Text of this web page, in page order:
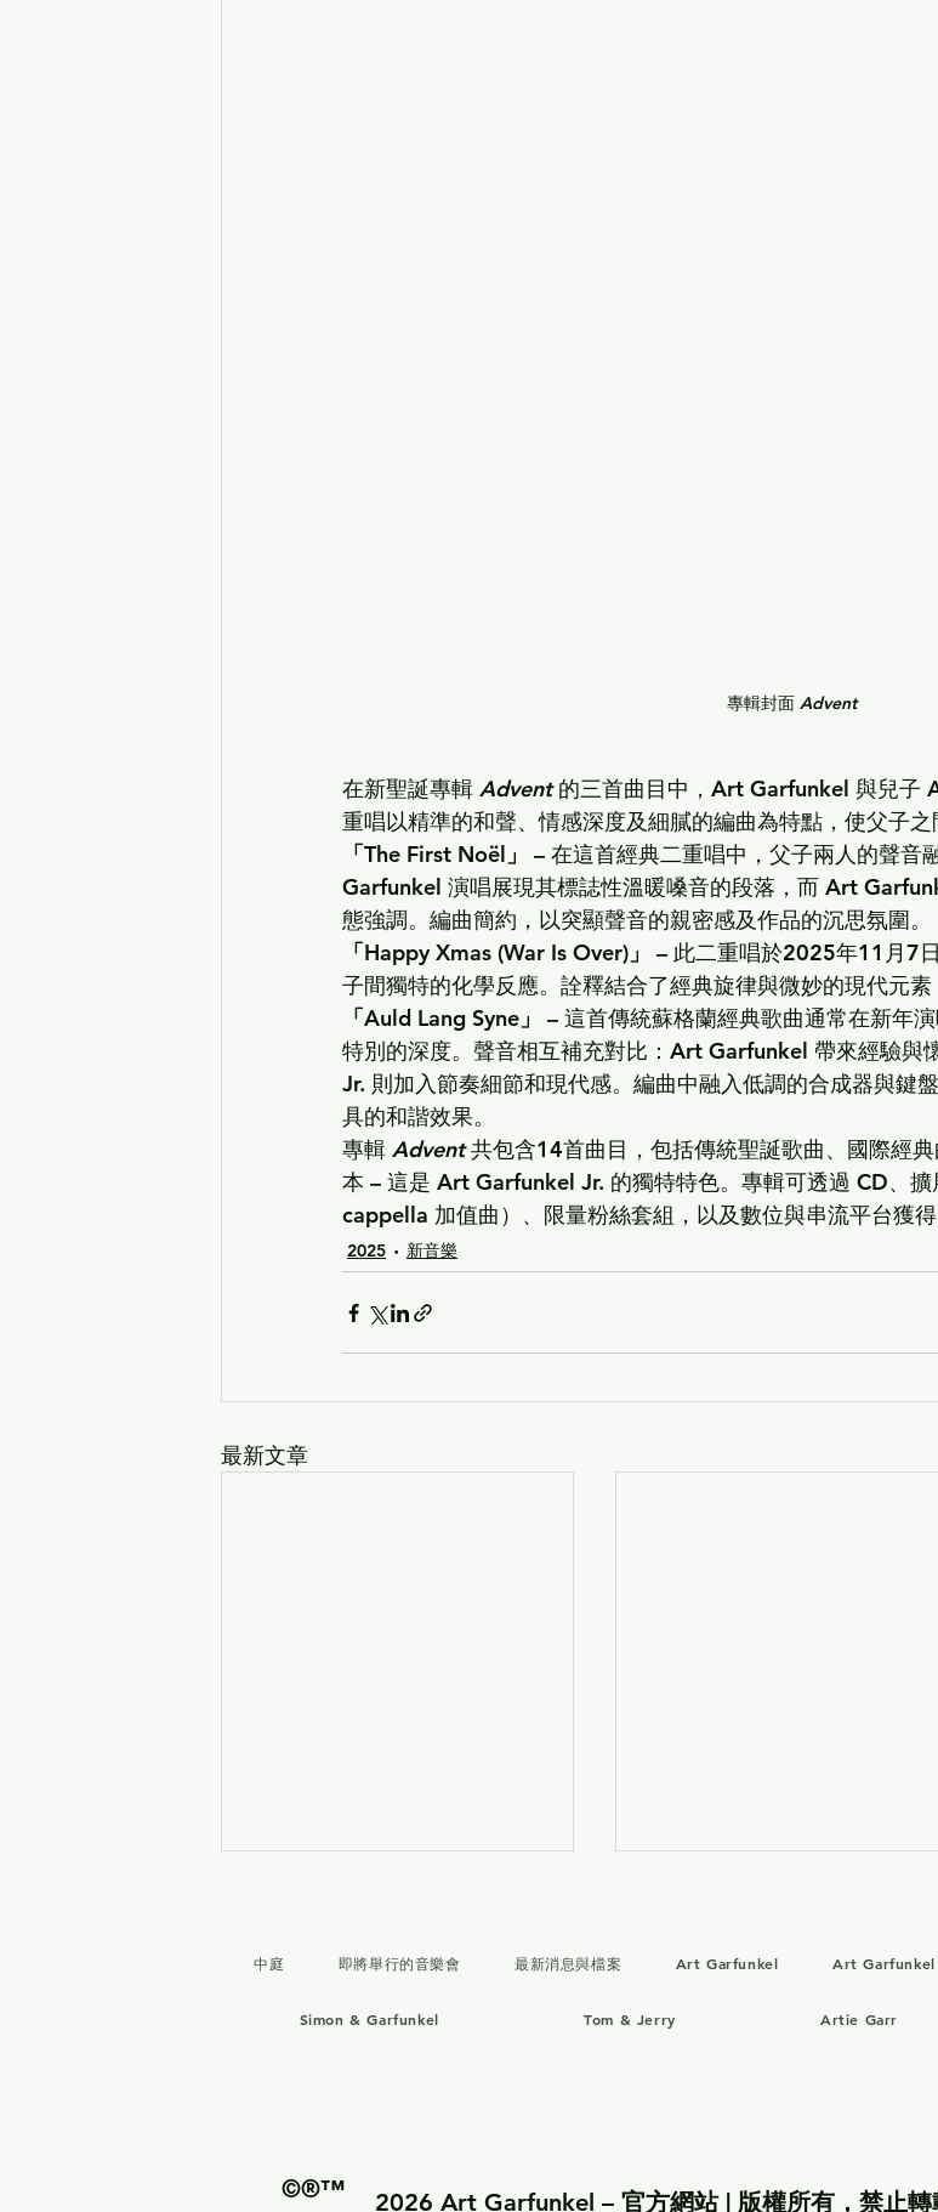
專輯封面 Advent
在新聖誕專輯 Advent 的三首曲目中， Art Garfunkel 與兒子
重唱以精準的和聲、情感深度及細膩的編曲為特點，使父子之
「The First Noël」
– 在這首經典二重唱中，父子兩人的聲音
Garfunkel 演唱展現其標誌性溫暖嗓音的段落，而 Art
態強調。編曲簡約，以突顯聲音的親密感及作品的沉思氛圍。
「Happy Xmas (War Is Over)」
– 此二重唱於2025年11月7
子間獨特的化學反應。詮釋結合了經典旋律與微妙的現代元素
「Auld Lang Syne」
– 這首傳統蘇格蘭經典歌曲通常在新年
特別的深度。聲音相互補充對比： Art Garfunkel 帶來經驗與
Jr. 則加入節奏細節和現代感。編曲中融入低調的合成器與鍵
具的和諧效果。
專輯 Advent 共包含14首曲目，包括傳統聖誕歌曲、國際經
本 – 這是 Art Garfunkel Jr. 的獨特特色。專輯可透過 CD、
cappella 加值曲）、限量粉絲套組，以及數位與串流平台獲得
2025 新音樂
最新文章
中庭 即將舉行的音樂會 最新消息與檔案 Art Garfunkel Art
Simon & Garfunkel Tom & Jerry Artie Garr
©®™ 2026 Art Garfunkel – 官方網站 | 版權所有，禁止轉